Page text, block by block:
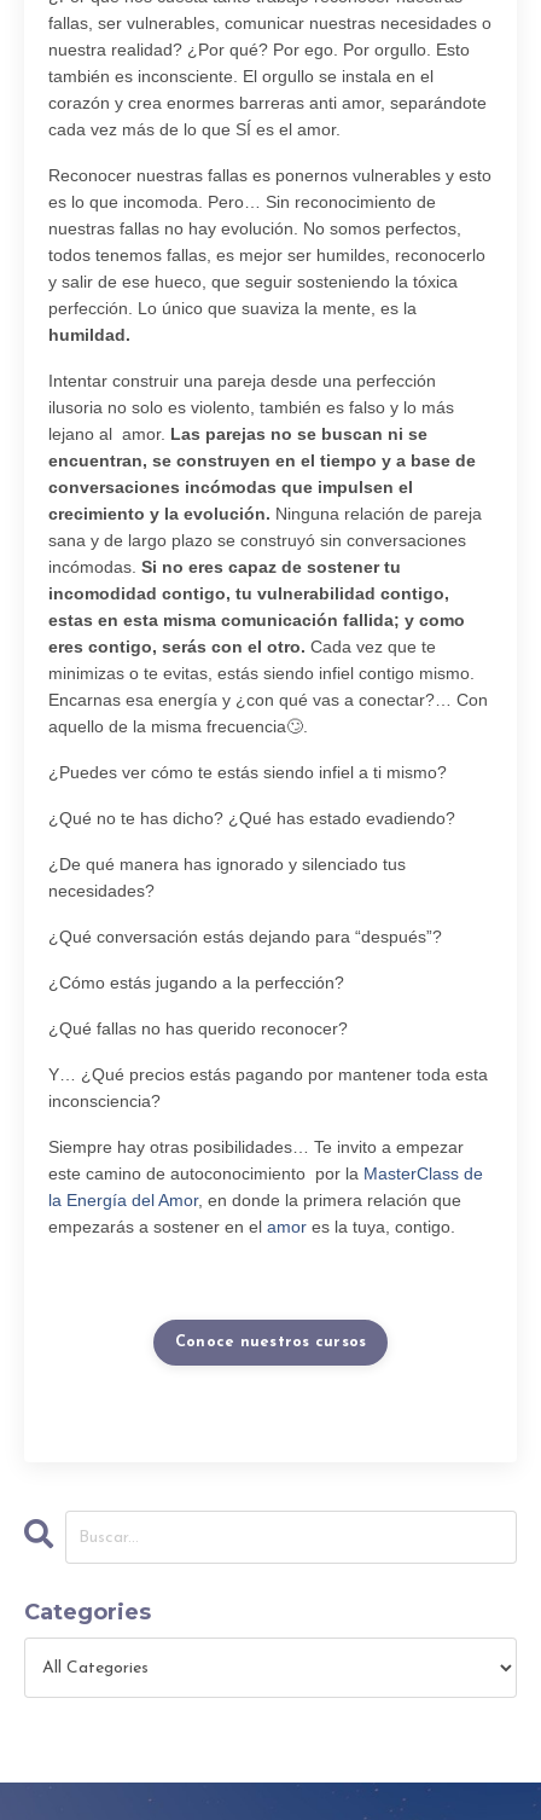
fallas, ser vulnerables, comunicar nuestras necesidades o
nuestra realidad? ¿Por qué? Por ego. Por orgullo. Esto
también es inconsciente. El orgullo se instala en el
corazón y crea enormes barreras anti amor, separándote
cada vez más de lo que SÍ es el amor.
Reconocer nuestras fallas es ponernos vulnerables y esto
es lo que incomoda. Pero… Sin reconocimiento de
nuestras fallas no hay evolución. No somos perfectos,
todos tenemos fallas, es mejor ser humildes, reconocerlo
y salir de ese hueco, que seguir sosteniendo la tóxica
perfección. Lo único que suaviza la mente, es la
humildad.
Intentar construir una pareja desde una perfección
ilusoria no solo es violento, también es falso y lo más
lejano al amor. Las parejas no se buscan ni se
encuentran, se construyen en el tiempo y a base de
conversaciones incómodas que impulsen el
crecimiento y la evolución. Ninguna relación de pareja
sana y de largo plazo se construyó sin conversaciones
incómodas. Si no eres capaz de sostener tu
incomodidad contigo, tu vulnerabilidad contigo,
estas en esta misma comunicación fallida; y como
eres contigo, serás con el otro. Cada vez que te
minimizas o te evitas, estás siendo infiel contigo mismo.
Encarnas esa energía y ¿con qué vas a conectar?… Con
aquello de la misma frecuencia🙄.
¿Puedes ver cómo te estás siendo infiel a ti mismo?
¿Qué no te has dicho? ¿Qué has estado evadiendo?
¿De qué manera has ignorado y silenciado tus
necesidades?
¿Qué conversación estás dejando para “después”?
¿Cómo estás jugando a la perfección?
¿Qué fallas no has querido reconocer?
Y… ¿Qué precios estás pagando por mantener toda esta
inconsciencia?
Siempre hay otras posibilidades… Te invito a empezar
este camino de autoconocimiento por la MasterClass de
la Energía del Amor, en donde la primera relación que
empezarás a sostener en el amor es la tuya, contigo.
Conoce nuestros cursos
Categories